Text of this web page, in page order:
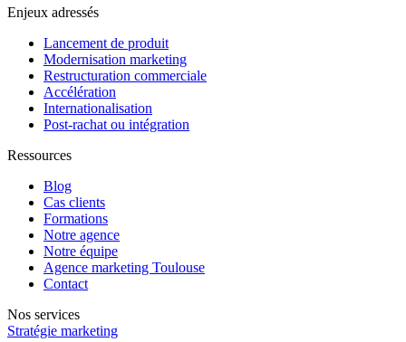
Enjeux adressés
Lancement de produit
Modernisation marketing
Restructuration commerciale
Accélération
Internationalisation
Post-rachat ou intégration
Ressources
Blog
Cas clients
Formations
Notre agence
Notre équipe
Agence marketing Toulouse
Contact
Nos services
Stratégie marketing